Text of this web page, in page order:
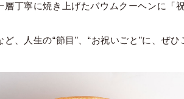
層丁寧に焼き上げたバウムクーヘンに「
、人生の“節目”、“お祝いごと”に、ぜひ